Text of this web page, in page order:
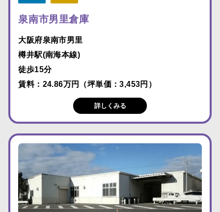
泉南市男里倉庫
大阪府泉南市男里
樽井駅(南海本線)
徒歩15分
賃料：24.86万円（坪単価：3,453円）
詳しくみる